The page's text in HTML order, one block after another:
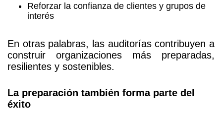
Reforzar la confianza de clientes y grupos de
interés
En otras palabras, las auditorías contribuyen a
construir organizaciones más preparadas,
resilientes y sostenibles.
La preparación también forma parte del
éxito